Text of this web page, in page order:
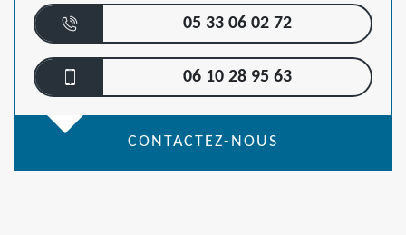
05 33 06 02 72
06 10 28 95 63
CONTACTEZ-NOUS